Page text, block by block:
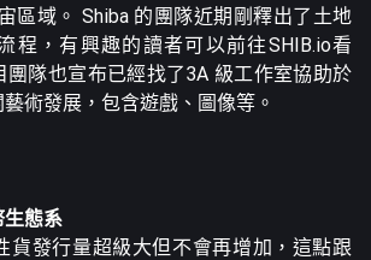
區域。 Shiba 的團隊近期剛釋出了土地
程，有興趣的讀者可以前往SHIB.io看
團隊也宣布已經找了3A 級工作室協助於
術發展，包含遊戲、圖像等。
生態系
貨發行量超級大但不會再增加，這點跟